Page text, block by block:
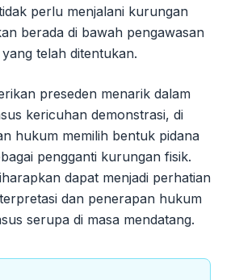
perlu menjalani kurungan
berada di bawah pengawasan
telah ditentukan.
preseden menarik dalam
kericuhan demonstrasi, di
hukum memilih bentuk pidana
pengganti kurungan fisik.
dapat menjadi perhatian
dan penerapan hukum
serupa di masa mendatang.